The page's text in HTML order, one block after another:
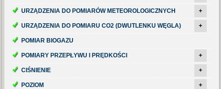
URZĄDZENIA DO POMIARÓW METEOROLOGICZNYCH +
URZĄDZENIA DO POMIARU CO2 (DWUTLENKU WĘGLA) +
POMIAR BIOGAZU
POMIARY PRZEPŁYWU I PRĘDKOŚCI +
CIŚNIENIE +
POZIOM +